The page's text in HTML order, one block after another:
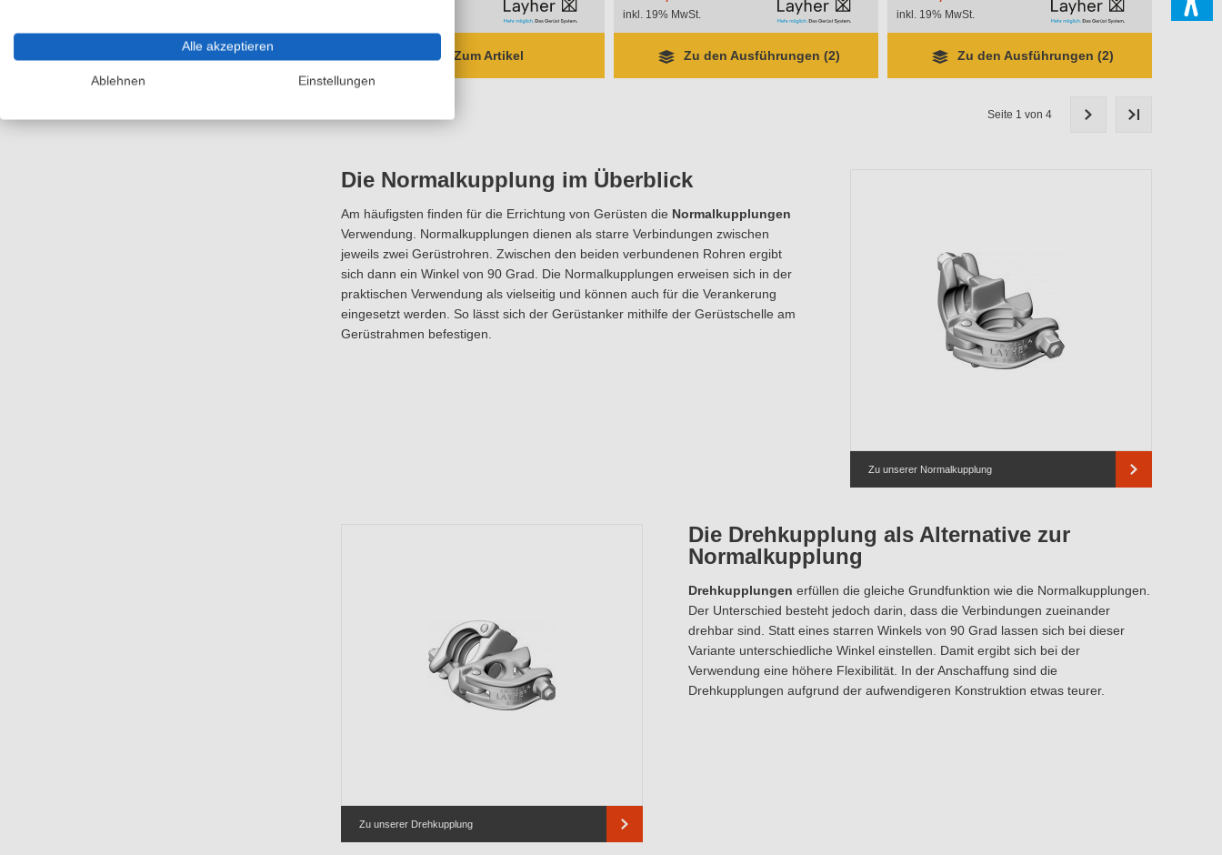
Zum Artikel
inkl. 19% MwSt.
Zu den Ausführungen (2)
inkl. 19% MwSt.
Zu den Ausführungen (2)
Seite 1 von 4
Die Normalkupplung im Überblick
Am häufigsten finden für die Errichtung von Gerüsten die Normalkupplungen
Verwendung. Normalkupplungen dienen als starre Verbindungen zwischen
jeweils zwei Gerüstrohren. Zwischen den beiden verbundenen Rohren ergibt
sich dann ein Winkel von 90 Grad. Die Normalkupplungen erweisen sich in der
praktischen Verwendung als vielseitig und können auch für die Verankerung
eingesetzt werden. So lässt sich der Gerüstanker mithilfe der Gerüstschelle am
Gerüstrahmen befestigen.
Zu unserer Normalkupplung
Die Drehkupplung als Alternative zur
Normalkupplung
Drehkupplungen erfüllen die gleiche Grundfunktion wie die Normalkupplungen.
Der Unterschied besteht jedoch darin, dass die Verbindungen zueinander
drehbar sind. Statt eines starren Winkels von 90 Grad lassen sich bei dieser
Variante unterschiedliche Winkel einstellen. Damit ergibt sich bei der
Verwendung eine höhere Flexibilität. In der Anschaffung sind die
Drehkupplungen aufgrund der aufwendigeren Konstruktion etwas teurer.
Zu unserer Drehkupplung
Alle akzeptieren
Ablehnen Einstellungen